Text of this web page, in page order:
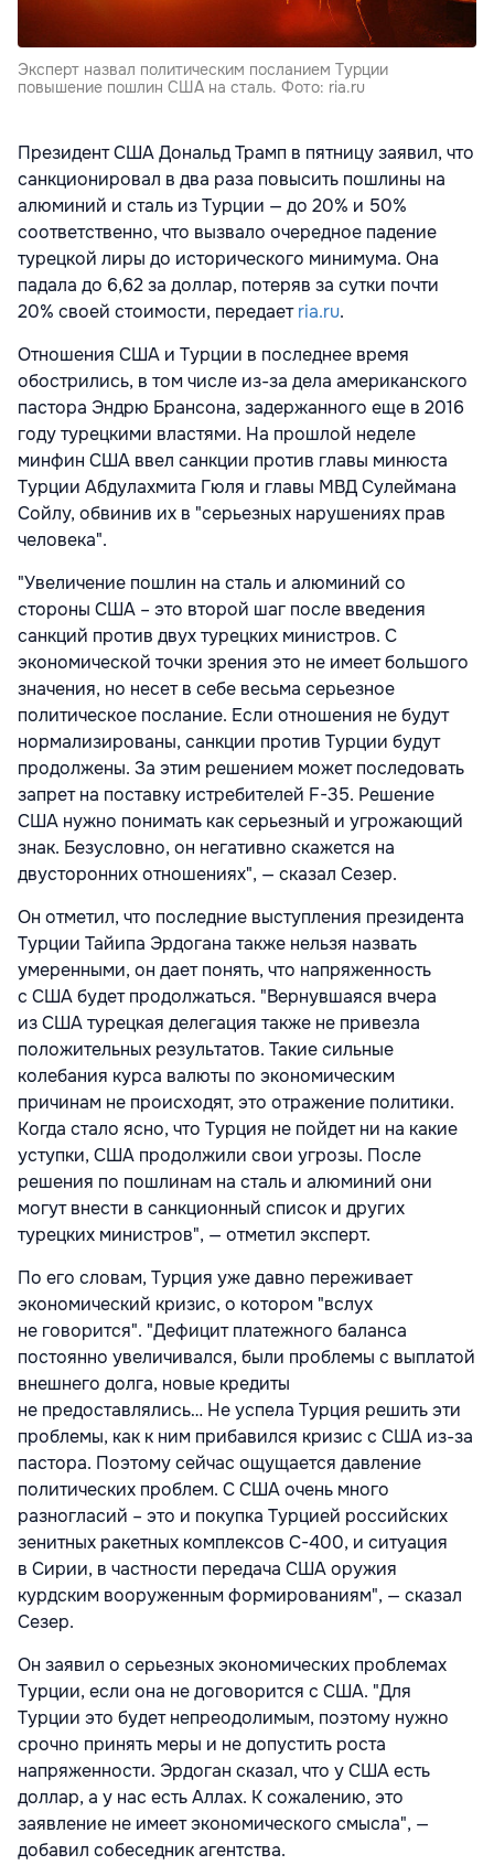
Эксперт назвал политическим посланием Турции
повышение пошлин США на сталь. Фото: ria.ru
Президент США Дональд Трамп в пятницу заявил, что
санкционировал в два раза повысить пошлины на
алюминий и сталь из Турции — до 20% и 50%
соответственно, что вызвало очередное падение
турецкой лиры до исторического минимума. Она
падала до 6,62 за доллар, потеряв за сутки почти
20% своей стоимости, передаетria.ru.
Отношения США и Турции в последнее время
обострились, в том числе из-за дела американского
пастора Эндрю Брансона, задержанного еще в 2016
году турецкими властями. На прошлой неделе
минфин США ввел санкции против главы минюста
Турции Абдулахмита Гюля и главы МВД Сулеймана
Сойлу, обвинив их в "серьезных нарушениях прав
человека".
"Увеличение пошлин на сталь и алюминий со
стороны США – это второй шаг после введения
санкций против двух турецких министров. С
экономической точки зрения это не имеет большого
значения, но несет в себе весьма серьезное
политическое послание. Если отношения не будут
нормализированы, санкции против Турции будут
продолжены. За этим решением может последовать
запрет на поставку истребителей F-35. Решение
США нужно понимать как серьезный и угрожающий
знак. Безусловно, он негативно скажется на
двусторонних отношениях", — сказал Сезер.
Он отметил, что последние выступления президента
Турции Тайипа Эрдогана также нельзя назвать
умеренными, он дает понять, что напряженность
с США будет продолжаться. "Вернувшаяся вчера
из США турецкая делегация также не привезла
положительных результатов. Такие сильные
колебания курса валюты по экономическим
причинам не происходят, это отражение политики.
Когда стало ясно, что Турция не пойдет ни на какие
уступки, США продолжили свои угрозы. После
решения по пошлинам на сталь и алюминий они
могут внести в санкционный список и других
турецких министров", — отметил эксперт.
По его словам, Турция уже давно переживает
экономический кризис, о котором "вслух
не говорится". "Дефицит платежного баланса
постоянно увеличивался, были проблемы с выплатой
внешнего долга, новые кредиты
не предоставлялись… Не успела Турция решить эти
проблемы, как к ним прибавился кризис с США из-за
пастора. Поэтому сейчас ощущается давление
политических проблем. С США очень много
разногласий – это и покупка Турцией российских
зенитных ракетных комплексов С-400, и ситуация
в Сирии, в частности передача США оружия
курдским вооруженным формированиям", — сказал
Сезер.
Он заявил о серьезных экономических проблемах
Турции, если она не договорится с США. "Для
Турции это будет непреодолимым, поэтому нужно
срочно принять меры и не допустить роста
напряженности. Эрдоган сказал, что у США есть
доллар, а у нас есть Аллах. К сожалению, это
заявление не имеет экономического смысла", —
добавил собеседник агентства.